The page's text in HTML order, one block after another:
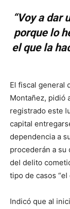
“Voy a dar
porque lo
el que la
El fiscal general
Montañez, pidió
registrado este
capital
dependencia a
procederán a su
del delito
tipo de casos “el
Indicó que al